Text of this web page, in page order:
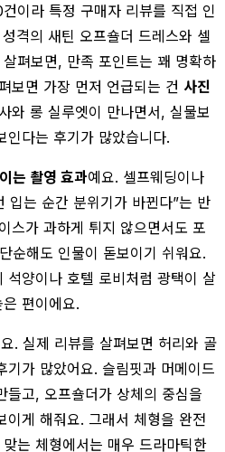
이라 특정 구매자 리뷰를 직접 인
격의 새틴 오프숄더 드레스와 셀
펴보면, 만족 포인트는 꽤 명확하
보면 가장 먼저 언급되는 건 사진
와 롱 실루엣이 만나면서, 실물보
인다는 후기가 많았습니다.
는 촬영 효과예요. 셀프웨딩이나
입는 순간 분위기가 바뀐다”는 반
스가 과하게 튀지 않으면서도 포
순해도 인물이 돋보이기 쉬워요.
석양이나 호텔 로비처럼 광택이 살
편이에요.
. 실제 리뷰를 살펴보면 허리와 골
기가 많았어요. 슬림핏과 머메이드
들고, 오프숄더가 상체의 중심을
이게 해줘요. 그래서 체형을 완전
는 체형에서는 매우 드라마틱한